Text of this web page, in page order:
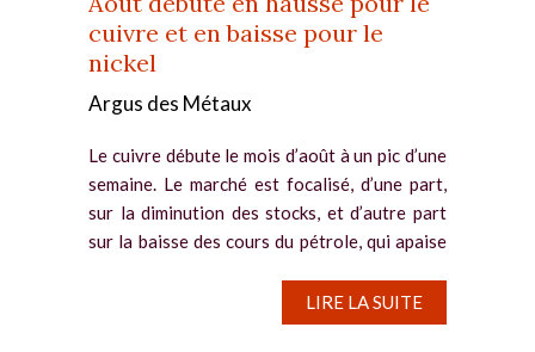
cuivre et en baisse pour le
nickel
Argus des Métaux
Le cuivre débute le mois d’août à un pic d’une
semaine. Le marché est focalisé, d’une part,
sur la diminution des stocks, et d’autre part
sur la baisse des cours du pétrole, qui apaise
LIRE LA SUITE